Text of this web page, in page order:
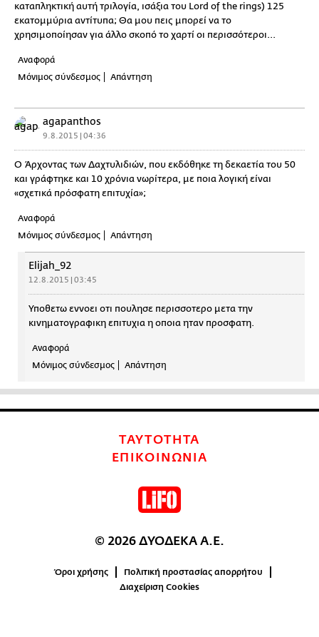
καταπληκτική αυτή τριλογία, ισάξια του Lord of the rings) 125
εκατομμύρια αντίτυπα; Θα μου πεις μπορεί να το
χρησιμοποίησαν για άλλο σκοπό το χαρτί οι περισσότεροι...
Αναφορά
Μόνιμος σύνδεσμος
Απάντηση
agapanthos
9.8.2015 | 04:36
Ο Άρχοντας των Δαχτυλιδιών, που εκδόθηκε τη δεκαετία του 50
και γράφτηκε και 10 χρόνια νωρίτερα, με ποια λογική είναι
«σχετικά πρόσφατη επιτυχία»;
Αναφορά
Μόνιμος σύνδεσμος
Απάντηση
Elijah_92
12.8.2015 | 03:45
Υποθετω εννοει οτι πουλησε περισσοτερο μετα την
κινηματογραφικη επιτυχια η οποια ηταν προσφατη.
Αναφορά
Μόνιμος σύνδεσμος
Απάντηση
ΤΑΥΤΟΤΗΤΑ
ΕΠΙΚΟΙΝΩΝΙΑ
© 2026 ΔΥΟΔΕΚΑ Α.Ε.
Όροι χρήσης
Πολιτική προστασίας απορρήτου
Διαχείριση Cookies